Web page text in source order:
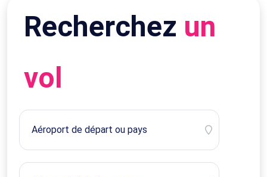
Recherchez un
vol